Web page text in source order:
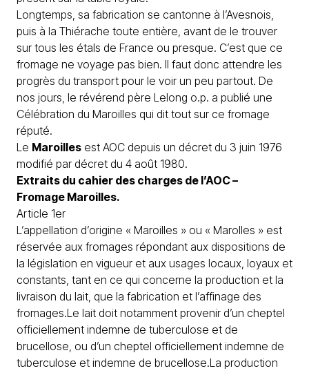
Longtemps, sa fabrication se cantonne à l’Avesnois,
puis à la Thiérache toute entière, avant de le trouver
sur tous les étals de France ou presque. C’est que ce
fromage ne voyage pas bien. Il faut donc attendre les
progrès du transport pour le voir un peu partout. De
nos jours, le révérend père Lelong o.p. a publié une
Célébration du Maroilles qui dit tout sur ce fromage
réputé.
Le Maroilles est AOC depuis un décret du 3 juin 1976
modifié par décret du 4 août 1980.
Extraits du cahier des charges de l’AOC –
Fromage Maroilles.
Article 1er
L’appellation d’origine « Maroilles » ou « Marolles » est
réservée aux fromages répondant aux dispositions de
la législation en vigueur et aux usages locaux, loyaux et
constants, tant en ce qui concerne la production et la
livraison du lait, que la fabrication et l’affinage des
fromages.Le lait doit notamment provenir d’un cheptel
officiellement indemne de tuberculose et de
brucellose, ou d’un cheptel officiellement indemne de
tuberculose et indemne de brucellose.La production